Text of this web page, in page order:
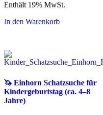
Enthält 19% MwSt.
In den Warenkorb
🦄 Einhorn Schatzsuche für
Kindergeburtstag (ca. 4–8
Jahre)